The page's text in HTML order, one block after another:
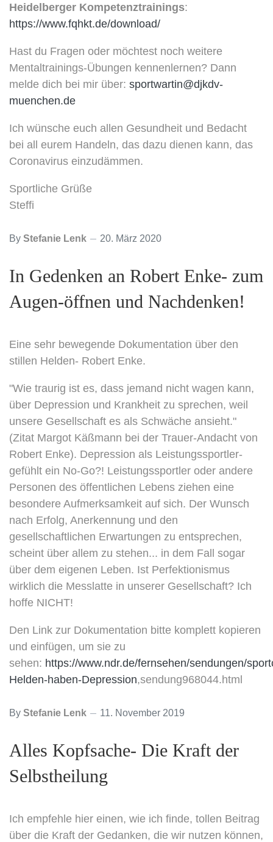
Heidelberger Kompetenztrainings:
https://www.fqhkt.de/download/
Hast du Fragen oder möchtest noch weitere
Mentaltrainings-Übungen kennenlernen? Dann
melde dich bei mir über: sportwartin@djkdv-
muenchen.de
Ich wünsche euch allen Gesundheit und Bedacht
bei all eurem Handeln, das dazu dienen kann, das
Coronavirus einzudämmen.
Sportliche Grüße
Steffi
By Stefanie Lenk 20. März 2020
In Gedenken an Robert Enke- zum
Augen-öffnen und Nachdenken!
Eine sehr bewegende Dokumentation über den
stillen Helden- Robert Enke.
"Wie traurig ist es, dass jemand nicht wagen kann,
über Depression und Krankheit zu sprechen, weil
unsere Gesellschaft es als Schwäche ansieht."
(Zitat Margot Käßmann bei der Trauer-Andacht von
Robert Enke). Depression als Leistungssportler-
gefühlt ein No-Go?! Leistungssportler oder andere
Personen des öffentlichen Lebens ziehen eine
besondere Aufmerksamkeit auf sich. Der Wunsch
nach Erfolg, Anerkennung und den
gesellschaftlichen Erwartungen zu entsprechen,
scheint über allem zu stehen... in dem Fall sogar
über dem eigenen Leben. Ist Perfektionismus
wirklich die Messlatte in unserer Gesellschaft? Ich
hoffe NICHT!
Den Link zur Dokumentation bitte komplett kopieren
und einfügen, um sie zu
sehen: https://www.ndr.de/fernsehen/sendungen/
Helden-haben-Depression,sendung968044.html
By Stefanie Lenk 11. November 2019
Alles Kopfsache- Die Kraft der
Selbstheilung
Ich empfehle hier einen, wie ich finde, tollen Beitrag
über die Kraft der Gedanken, die wir nutzen können,